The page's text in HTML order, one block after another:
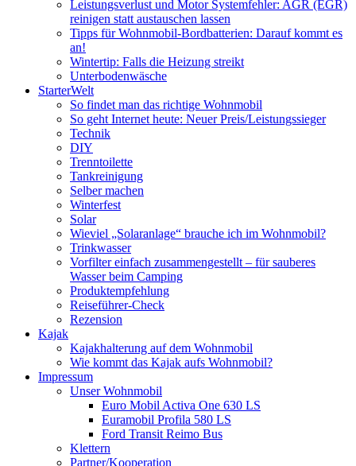
Leistungsverlust und Motor Systemfehler: AGR (EGR)
reinigen statt austauschen lassen
Tipps für Wohnmobil-Bordbatterien: Darauf kommt es
an!
Wintertip: Falls die Heizung streikt
Unterbodenwäsche
StarterWelt
So findet man das richtige Wohnmobil
So geht Internet heute: Neuer Preis/Leistungssieger
Technik
DIY
Trenntoilette
Tankreinigung
Selber machen
Winterfest
Solar
Wieviel „Solaranlage“ brauche ich im Wohnmobil?
Trinkwasser
Vorfilter einfach zusammengestellt – für sauberes
Wasser beim Camping
Produktempfehlung
Reiseführer-Check
Rezension
Kajak
Kajakhalterung auf dem Wohnmobil
Wie kommt das Kajak aufs Wohnmobil?
Impressum
Unser Wohnmobil
Euro Mobil Activa One 630 LS
Euramobil Profila 580 LS
Ford Transit Reimo Bus
Klettern
Partner/Kooperation